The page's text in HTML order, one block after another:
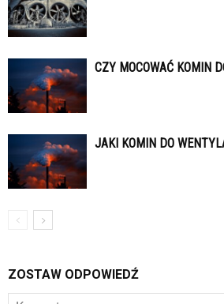
CZY MOCOWAĆ KOMIN
JAKI KOMIN DO
ZOSTAW ODPOWIEDŹ